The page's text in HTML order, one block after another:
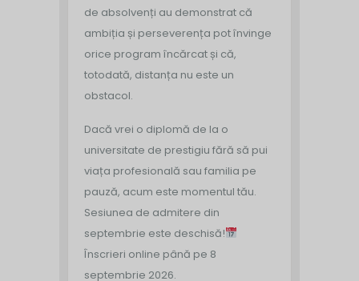
de absolvenți au demonstrat că
ambiția și perseverența pot învinge
orice program încărcat și că,
totodată, distanța nu este un
obstacol.
Dacă vrei o diplomă de la o
universitate de prestigiu fără să pui
viața profesională sau familia pe
pauză, acum este momentul tău.
Sesiunea de admitere din
septembrie este deschisă!
Înscrieri online până pe 8
septembrie 2026.